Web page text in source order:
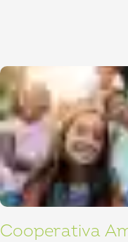
Cooperativa